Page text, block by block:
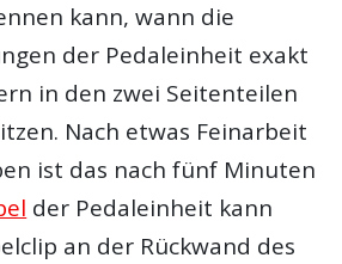
kann, wann die
der Pedaleinheit exakt
in den zwei Seitenteilen
Nach etwas Feinarbeit
ist das nach fünf Minuten
der Pedaleinheit kann
an der Rückwand des